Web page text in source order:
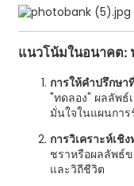
แนวโน้มในอนาคต:
การให้คำปรึกษา
"ทดลอง" ผลลัพธ์
มั่นใจในแผนการ
การวิเคราะห์เชิ
ชราหรือผลลัพธ์
และวิถีชีวิต